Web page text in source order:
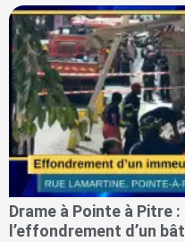
Drame à Pointe à Pitre
l’effondrement d’un